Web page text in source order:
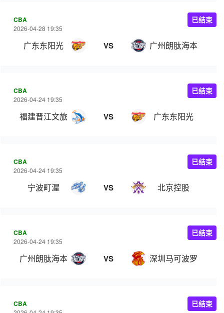
CBA
2026-04-28 19:35
广东东阳光 VS 广州朗肽海本
已结束
CBA
2026-04-24 19:35
福建晋江文旅 VS 广东东阳光
已结束
CBA
2026-04-24 19:35
宁波町渥 VS 北京控股
已结束
CBA
2026-04-24 19:35
广州朗肽海本 VS 深圳马可波罗
已结束
CBA 已结束